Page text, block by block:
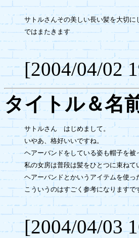
サトルさんその美しい長い髪を大切に
ではまたきます
[2004/04/02
タイトル＆名
サトルさん　はじめまして。
いやあ、格好いいですね。
ヘアーバンドをしている姿も帽子を
私の女房は普段は髪をひとつに束ね
ヘアーバンドとかいうアイテムを使っ
こういうのはすごく参考になりますで
[2004/04/03